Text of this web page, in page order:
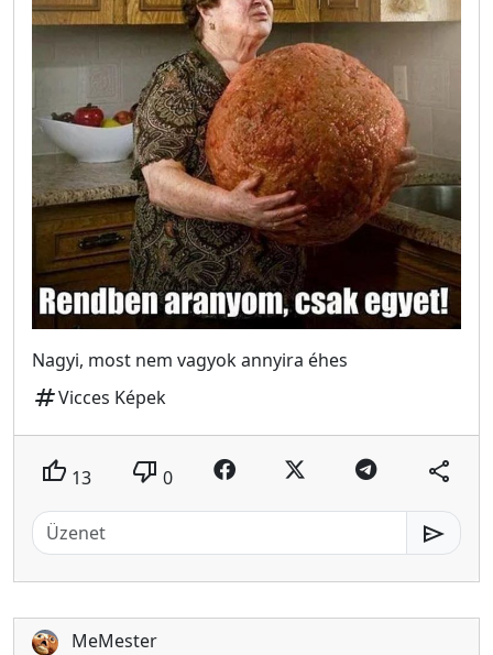
Nagyi, most nem vagyok annyira éhes
tagVicces Képek
thumb_up 13 thumb_down 0 share
send
MeMester